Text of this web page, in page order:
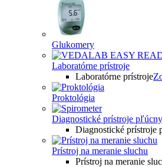
Glukomery
Laboratórne prístroje
Laboratórne prístroje
Proktológia
Diagnostické prístroje
Diagnostické
Prístroj na meranie sluchu
Prístroj na meranie